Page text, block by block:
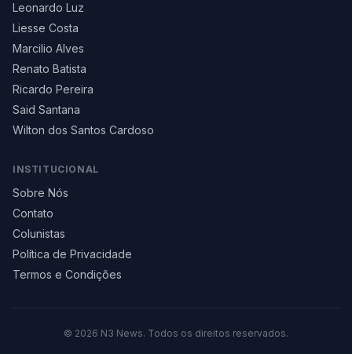
Leonardo Luz
Liesse Costa
Marcilio Alves
Renato Batista
Ricardo Pereira
Said Santana
Wilton dos Santos Cardoso
INSTITUCIONAL
Sobre Nós
Contato
Colunistas
Política de Privacidade
Termos e Condições
© 2026 N3 News. Todos os direitos reservados.